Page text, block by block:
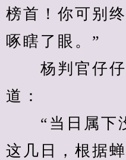
榜首！你可别
啄瞎了眼。”
杨判官仔仔
道：
“当日属下没
这几日，根据